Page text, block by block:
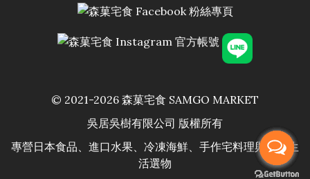
© 2021-2026 森菓宅食 SAMGO MARKET
吳居吳樹有限公司 版權所有
專營日本食品、進口水果、冷凍海鮮、手作宅料理與居家生
活選物